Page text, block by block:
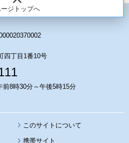
ジトップへ
四丁目1番10号
8時30分～午後5時15分
このサイトについて
携帯サイト